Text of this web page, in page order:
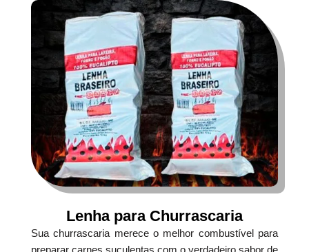
Lenha para Churrascaria
Sua churrascaria merece o melhor combustível para
preparar carnes suculentas com o verdadeiro sabor de